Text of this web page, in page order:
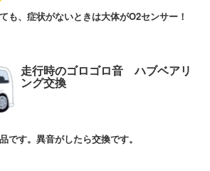
も、症状がないときは大体がO2センサー！
走行時のゴロゴロ音 ハブベアリ
ング交換
です。異音がしたら交換です。